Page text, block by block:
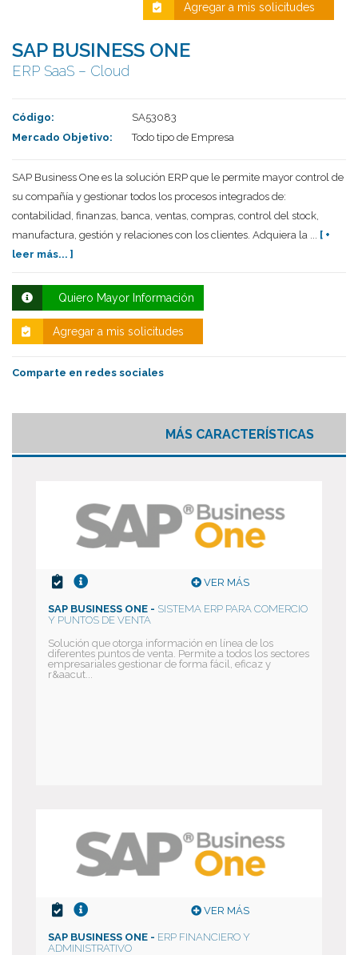
Deseo recibir información de otros Productos /
Servicios similares al solicitado
SI NO
Al enviar este formulario aceptas nuestra
Enviar
Agregar a mis solicitudes
SAP BUSINESS ONE
ERP SaaS – Cloud
Código:
SA53083
Mercado Objetivo:
Todo tipo de Empresa
SAP Business One es la solución ERP que le permite mayor control de
su compañía y gestionar todos los procesos integrados de:
contabilidad, finanzas, banca, ventas, compras, control del stock,
manufactura, gestión y relaciones con los clientes. Adquiera la ... [ +
leer más... ]
Quiero Mayor Información
Agregar a mis solicitudes
Comparte en redes sociales
MÁS CARACTERÍSTICAS
VER MÁS
SAP BUSINESS ONE - SISTEMA ERP PARA COMERCIO
Y PUNTOS DE VENTA
Solución que otorga información en línea de los
diferentes puntos de venta. Permite a todos los sectores
empresariales gestionar de forma fácil, eficaz y
r&aacut...
VER MÁS
SAP BUSINESS ONE - ERP FINANCIERO Y
ADMINISTRATIVO